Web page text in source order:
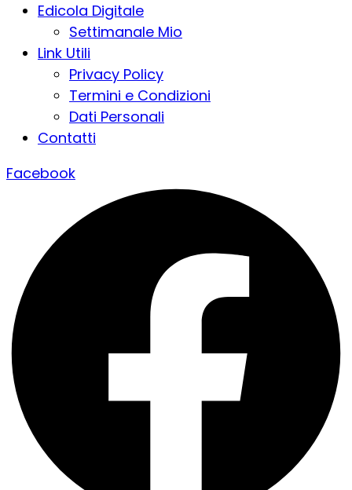
Edicola Digitale
Settimanale Mio
Link Utili
Privacy Policy
Termini e Condizioni
Dati Personali
Contatti
Facebook